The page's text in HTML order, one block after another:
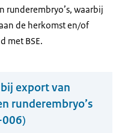
runderembryo’s, waarbij
de herkomst en/of
met BSE.
export van
runderembryo’s